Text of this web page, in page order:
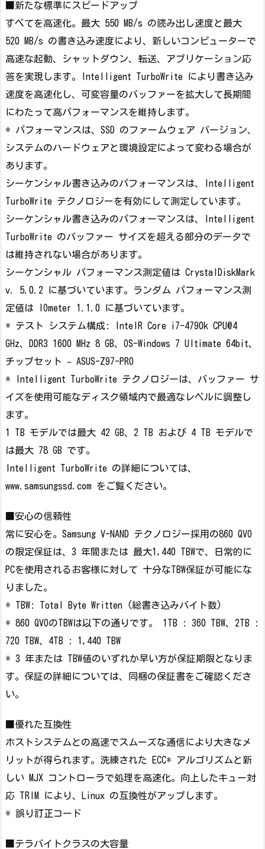
■新たな標準にスピードアップ
すべてを高速化。最大 550 MB/s の読み出し速度と最大
520 MB/s の書き込み速度により、新しいコンピューターで
高速な起動、シャットダウン、転送、アプリケーション応
答を実現します。Intelligent TurboWrite により書き込み
速度を高速化し、可変容量のバッファーを拡大して長期間
にわたって高パフォーマンスを維持します。
* パフォーマンスは、SSD のファームウェア バージョン、
システムのハードウェアと環境設定によって変わる場合が
あります。
シーケンシャル書き込みのパフォーマンスは、Intelligent
TurboWrite テクノロジーを有効にして測定しています。
シーケンシャル書き込みのパフォーマンスは、Intelligent
TurboWrite のバッファー サイズを超える部分のデータで
は維持されない場合があります。
シーケンシャル パフォーマンス測定値は CrystalDiskMark
v. 5.0.2 に基づいています。ランダム パフォーマンス測
定値は IOmeter 1.1.0 に基づいています。
* テスト システム構成: IntelR Core i7-4790k CPU@4
GHz、DDR3 1600 MHz 8 GB、OS-Windows 7 Ultimate 64bit、
チップセット – ASUS-Z97-PRO
* Intelligent TurboWrite テクノロジーは、バッファー サ
イズを使用可能なディスク領域内で最適なレベルに調整し
ます。
1 TB モデルでは最大 42 GB、2 TB および 4 TB モデルで
は最大 78 GB です。
Intelligent TurboWrite の詳細については、
www.samsungssd.com をご覧ください。
■安心の信頼性
常に安心を。Samsung V-NAND テクノロジー採用の860 QVO
の限定保証は、3 年間または 最大1,440 TBWで、日常的に
PCを使用されるお客様に対して 十分なTBW保証が可能にな
りました。
* TBW: Total Byte Written (総書き込みバイト数)
* 860 QVOのTBWは以下の通りです。 1TB : 360 TBW、2TB :
720 TBW、4TB : 1,440 TBW
* 3 年または TBW値のいずれか早い方が保証期限となりま
す。保証の詳細については、同梱の保証書をご確認くださ
い。
■優れた互換性
ホストシステムとの高速でスムーズな通信により大きなメ
リットが得られます。洗練された ECC* アルゴリズムと新
しい MJX コントローラで処理を高速化。向上したキュー対
応 TRIM により、Linux の互換性がアップします。
* 誤り訂正コード
■テラバイトクラスの大容量